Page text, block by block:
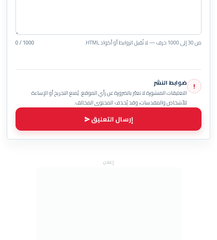
من 30 إلى 1000 حرف — لا تُقبل الروابط أو أكواد HTML. 0 / 1000
! ضوابط النشر
التعليقات المنشورة لا تعبّر بالضرورة عن رأي الموقع. يُمنع التجريح أو الإساءة
للأشخاص والمقدسات، وقد يُحذف المحتوى المخالف.
إرسال التعليق
إعلان